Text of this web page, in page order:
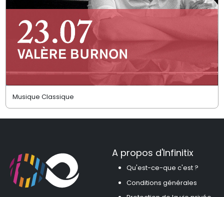
Musique Classique
A propos d'Infinitix
Qu'est-ce-que c'est ?
Conditions générales